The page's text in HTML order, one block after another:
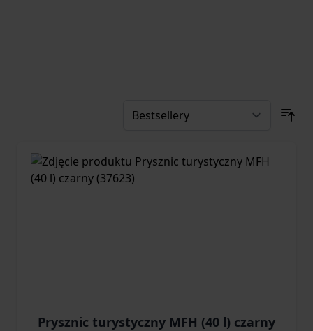
Prysznic turystyczny MFH (40 l) czarny